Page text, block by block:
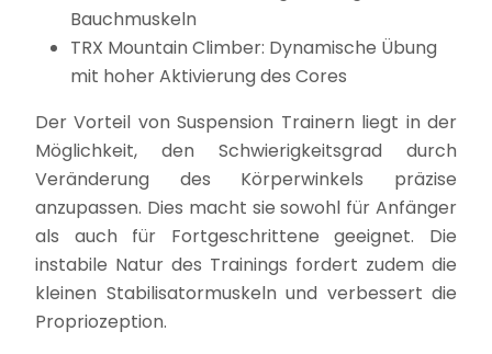
Bauchmuskeln
TRX Mountain Climber: Dynamische Übung
mit hoher Aktivierung des Cores
Der Vorteil von Suspension Trainern liegt in der
Möglichkeit, den Schwierigkeitsgrad durch
Veränderung des Körperwinkels präzise
anzupassen. Dies macht sie sowohl für Anfänger
als auch für Fortgeschrittene geeignet. Die
instabile Natur des Trainings fordert zudem die
kleinen Stabilisatormuskeln und verbessert die
Propriozeption.